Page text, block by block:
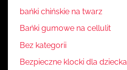
bańki chińskie na twarz
Bańki gumowe na cellulit
Bez kategorii
Bezpieczne klocki dla dziecka